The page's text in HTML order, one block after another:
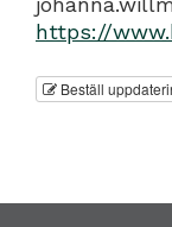
https://
Beställ